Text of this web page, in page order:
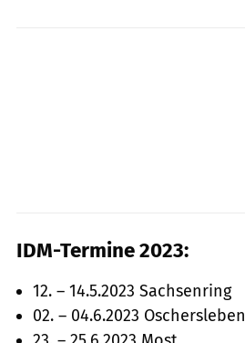
IDM-Termine 2023:
12. – 14.5.2023 Sachsenring
02. – 04.6.2023 Oschersleben